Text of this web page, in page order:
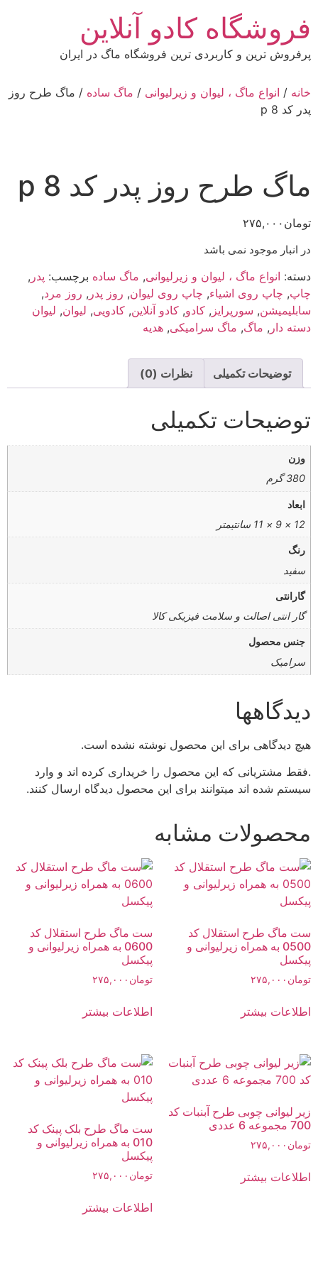
محتوا
فروشگاه کادو آنلاین
پرفروش ترین و کاربردی ترین فروشگاه ماگ در ایران
خانه / انواع ماگ ، لیوان و زیرلیوانی / ماگ ساده / ماگ طرح روز
پدر کد p 8
ماگ طرح روز پدر کد p 8
تومان ۲۷۵,۰۰۰
در انبار موجود نمی باشد
دسته: انواع ماگ ، لیوان و زیرلیوانی, ماگ ساده برچسب: پدر ,
چاپ, چاپ روی اشیاء, چاپ روی لیوان, روز پدر , روز مرد,
سابلیمیشن, سورپرایز , کادو, کادو آنلاین, کادویی, لیوان, لیوان
دسته دار , ماگ, ماگ سرامیکی, هدیه
توضیحات تکمیلی نظرات (0)
توضیحات تکمیلی
وزن
380 گرم
ابعاد
12 × 9 × 11 سانتیمتر
رنگ
سفید
گارانتی
گار انتی اصالت و سلامت فیزیکی کالا
جنس محصول
سرامیک
دیدگاهها
هیچ دیدگاهی برای این محصول نوشته نشده است.
.فقط مشتریانی که این محصول را خریداری کرده اند و وارد
سیستم شده اند میتوانند برای این محصول دیدگاه ارسال کنند.
محصولات مشابه
ست ماگ طرح استقلال کد
0500 به همراه زیرلیوانی و
پیکسل
تومان ۲۷۵,۰۰۰
اطلاعات بیشتر
ست ماگ طرح استقلال کد
0600 به همراه زیرلیوانی و
پیکسل
تومان ۲۷۵,۰۰۰
اطلاعات بیشتر
زیر لیوانی چوبی طرح آبنبات کد
700 مجموعه 6 عددی
تومان ۲۷۵,۰۰۰
اطلاعات بیشتر
ست ماگ طرح بلک پینک کد
010 به همراه زیرلیوانی و
پیکسل
تومان ۲۷۵,۰۰۰
اطلاعات بیشتر